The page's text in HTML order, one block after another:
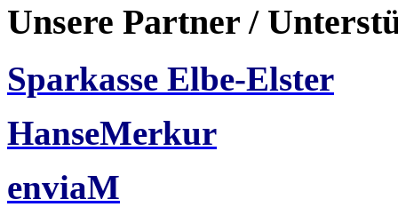
Unsere Partner /
Sparkasse Elbe-Elster
HanseMerkur
enviaM